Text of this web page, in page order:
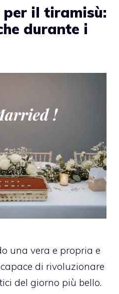
il tiramisù:
durante i
una vera e propria e
di rivoluzionare
del giorno più bello.